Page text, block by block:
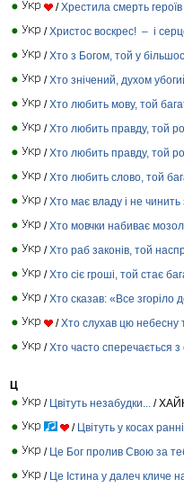
/Хрестила смерть героїв
/Христос воскрес! – і
/Хто з Богом, той у
/Хто знічений, духом
/Хто любить мову, той
/Хто любить правду, той
/Хто любить правду, той
/Хто любить слово, той
/Хто має владу і не чинить
/Хто мовчки набиває
/Хто раб законів, той
/Хто сіє гроші, той стає
/Хто сказав: «Все згоріло
/Хто слухав цю небесну
/Хто часто сперечається з
Ц
/ Цвітуть незабудки... /
/ Цвітуть у косах
/ Це Бог пролив Свою за
/ Це Істина у далеч кличе